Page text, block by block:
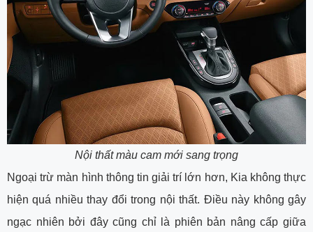
Nội thất màu cam mới sang trọng
Ngoại trừ màn hình thông tin giải trí lớn hơn, Kia không thực
hiện quá nhiều thay đổi trong nội thất. Điều này không gây
ngạc nhiên bởi đây cũng chỉ là phiên bản nâng cấp giữa